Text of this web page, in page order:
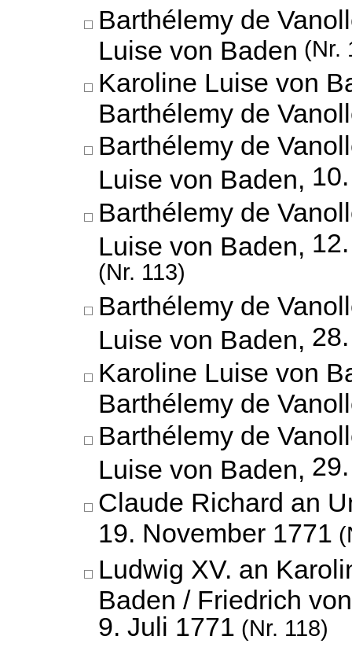
Barthélemy de
Luise von Baden (Nr.
Karoline Luise von
Barthélemy de
Barthélemy de
Luise von Baden,
Barthélemy de
Luise von Baden,
(Nr. 113)
Barthélemy de
Luise von Baden,
Karoline Luise von
Barthélemy de
Barthélemy de
Luise von Baden,
Claude Richard an
19. November 1771
Ludwig XV. an
Baden / Friedrich
9. Juli 1771 (Nr. 118)